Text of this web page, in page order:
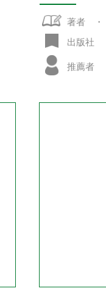
著者
出版社
推薦者